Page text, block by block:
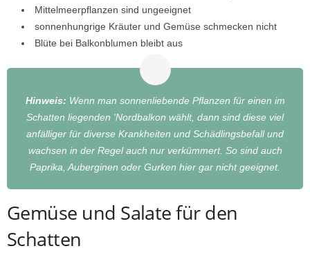
Mittelmeerpflanzen sind ungeeignet
sonnenhungrige Kräuter und Gemüse schmecken nicht
Blüte bei Balkonblumen bleibt aus
Hinweis: Wenn man sonnenliebende Pflanzen für einen im
Schatten liegenden 'Nordbalkon wählt, dann sind diese viel
anfälliger für diverse Krankheiten und Schädlingsbefall und
wachsen in der Regel auch nur verkümmert. So sind auch
Paprika, Auberginen oder Gurken hier gar nicht geeignet.
Gemüse und Salate für den
Schatten